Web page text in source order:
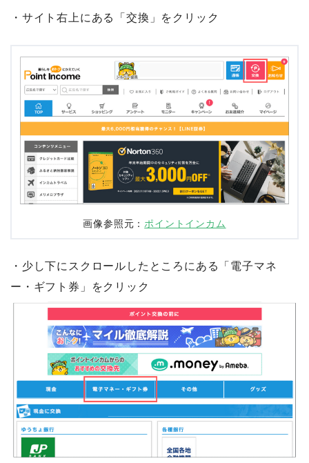
う。
ドットマネーへのポイント交換ページの場所
（PC版）
・サイト右上にある「交換」をクリック
画像参照元：ポイントインカム
・少し下にスクロールしたところにある「電子マネ
ー・ギフト券」をクリック